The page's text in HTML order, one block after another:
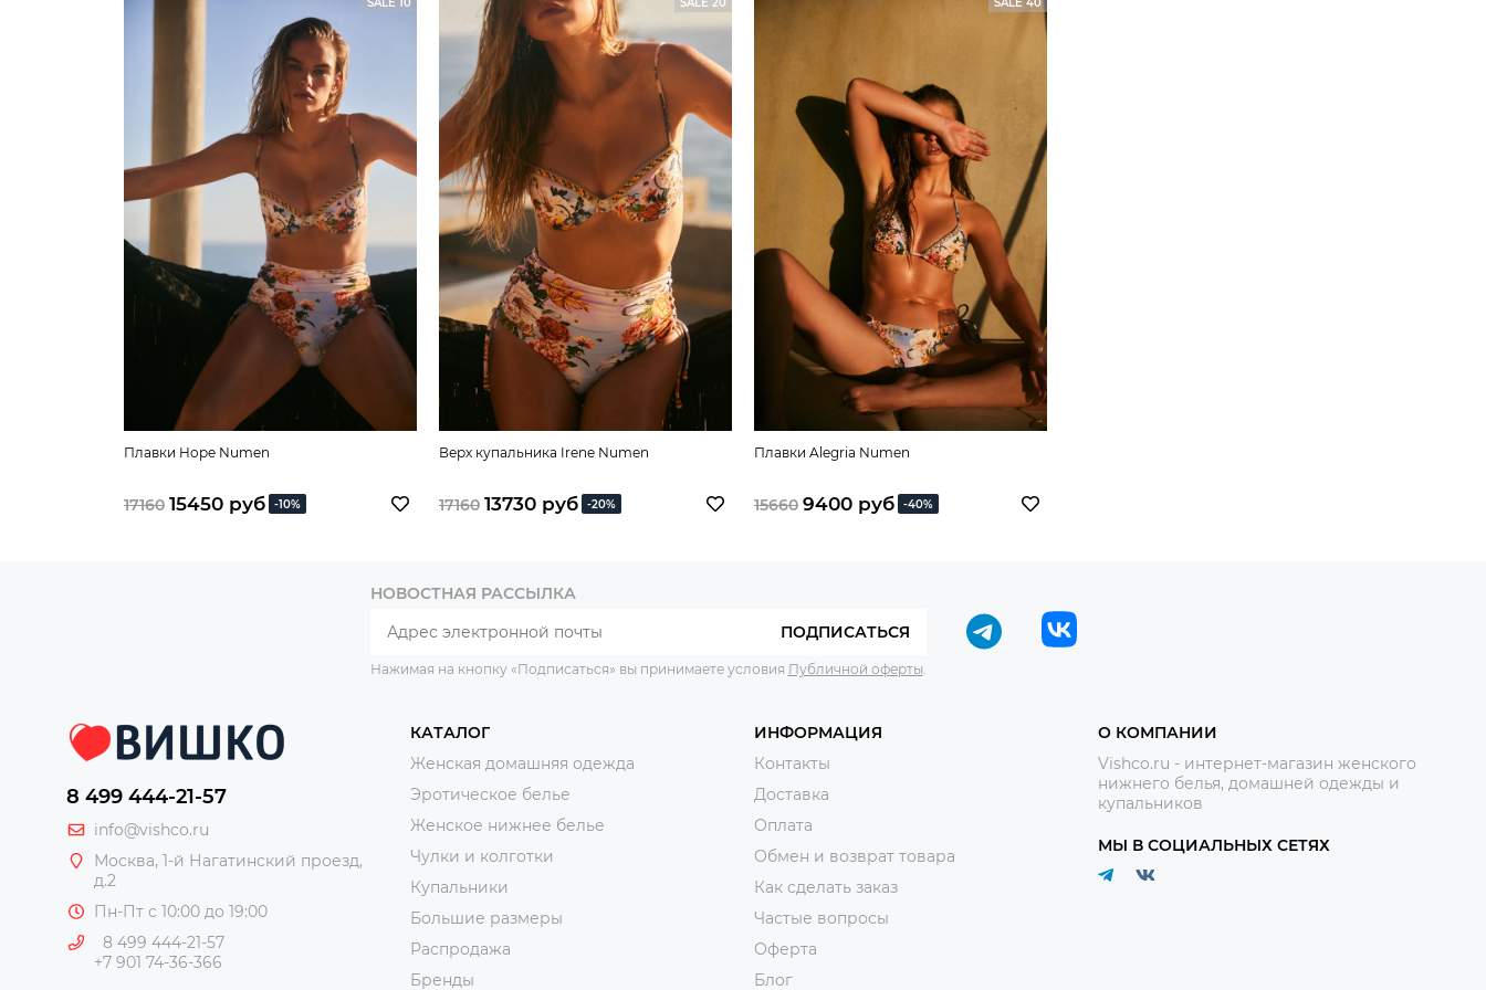
Плавки Hope Numen
17160 15450 руб -10%
Верх купальника Irene Numen
17160 13730 руб -20%
Плавки Alegria Numen
15660 9400 руб -40%
НОВОСТНАЯ РАССЫЛКА
ПОДПИСАТЬСЯ
Нажимая на кнопку «Подписаться» вы принимаете условия Публичной оферты.
8 499 444-21-57
info@vishco.ru
Москва, 1-й Нагатинский проезд,
д.2
Пн-Пт с 10:00 до 19:00
8 499 444-21-57
+7 901 74-36-366
КАТАЛОГ
Женская домашняя одежда
Эротическое белье
Женское нижнее белье
Чулки и колготки
Купальники
Большие размеры
Распродажа
Бренды
ИНФОРМАЦИЯ
Контакты
Доставка
Оплата
Обмен и возврат товара
Как сделать заказ
Частые вопросы
Оферта
Блог
О КОМПАНИИ
Vishco.ru - интернет-магазин женского
нижнего белья, домашней одежды и
купальников
МЫ В СОЦИАЛЬНЫХ СЕТЯХ